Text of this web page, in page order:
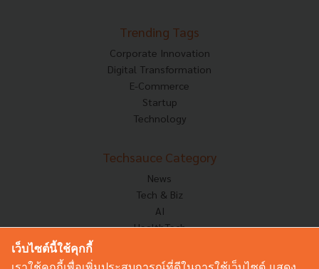
Trending Tags
Corporate Innovation
Digital Transformation
E-Commerce
Startup
Technology
Techsauce Category
News
Tech & Biz
AI
HealthTech
Corp Innov
เว็บไซต์นี้ใช้คุกกี้